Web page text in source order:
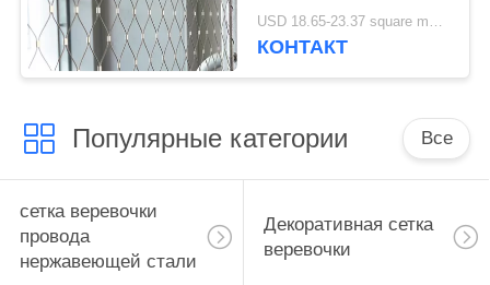
316, тип
архитектурноакустическая
USD 18.65-23.37 square meters MOQ:10㎡
КОНТАКТ
Популярные категории Все
сетка веревочки
провода
нержавеющей стали
Декоративная сетка
веревочки